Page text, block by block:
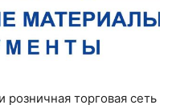
розничная торговая сеть